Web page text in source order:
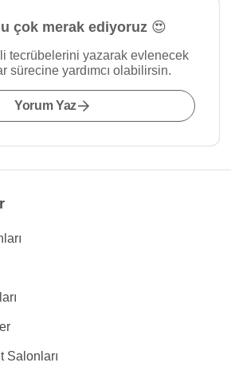
çok merak ediyoruz 😍
tecrübelerini yazarak evlenecek
sürecine yardımcı olabilirsin.
Yorum Yaz
Salonları